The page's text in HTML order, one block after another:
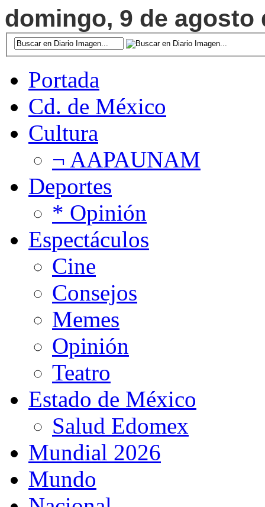
domingo, 9 de agosto
Portada
Cd. de México
Cultura
¬ AAPAUNAM
Deportes
* Opinión
Espectáculos
Cine
Consejos
Memes
Opinión
Teatro
Estado de México
Salud Edomex
Mundial 2026
Mundo